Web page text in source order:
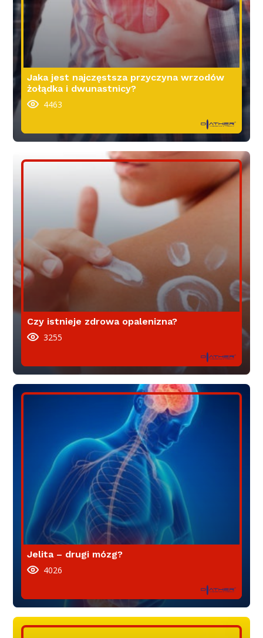
Jaka jest najczęstsza przyczyna wrzodów
żołądka i dwunastnicy?
4463
Czy istnieje zdrowa opalenizna?
3255
Jelita – drugi mózg?
4026